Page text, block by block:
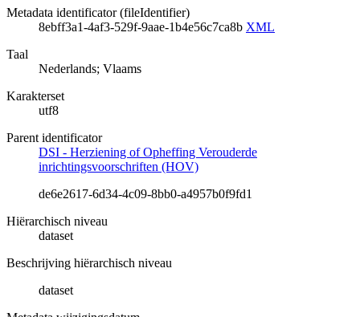
Metadata identificator (fileIdentifier)
8ebff3a1-4af3-529f-9aae-1b4e56c7ca8b XML
Taal
Nederlands; Vlaams
Karakterset
utf8
Parent identificator
DSI - Herziening of Opheffing Verouderde
inrichtingsvoorschriften (HOV)
de6e2617-6d34-4c09-8bb0-a4957b0f9fd1
Hiërarchisch niveau
dataset
Beschrijving hiërarchisch niveau
dataset